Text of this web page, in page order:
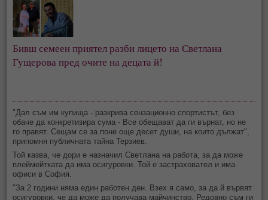
Бивш семеен приятел разби лицето на Светлана
Гущерова пред очите на децата й!
"Дал съм им купища - разкрива сензационно спортистът, без
обаче да конкретизира сума - Все обещават да ги върнат, но не
го правят. Сещам се за поне още десет души, на които дължат",
припомня публичната тайна Терзиев.
Той казва, че дори е назначил Светлана на работа, за да може
плеймейтката да има осигуровки. Той е застраховател и има
офиси в София.
"За 2 години няма един работен ден. Взех я само, за да й вървят
осигуровки, че да може да получава майчинство. Редовно съм ги